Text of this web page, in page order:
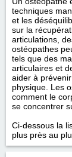
techniques
et les
sur la
articulations,
ostéopathes
tels que des
articulaires et
aider à
physique. Les
comment le
se concentrer
Ci-dessous la
plus près au